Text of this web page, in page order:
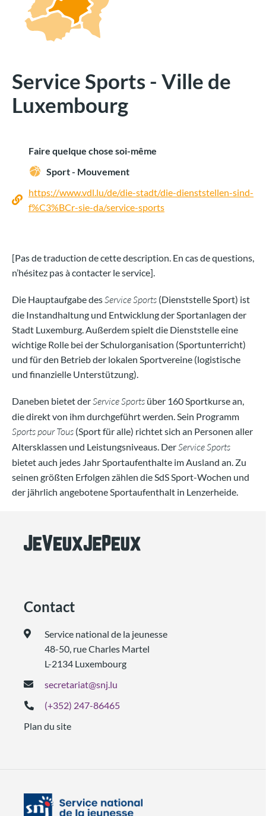
Service Sports - Ville de
Luxembourg
Faire quelque chose soi-même
Sport - Mouvement
https://www.vdl.lu/de/die-stadt/die-dienststellen-sind-
f%C3%BCr-sie-da/service-sports
[Pas de traduction de cette description. En cas de questions,
n’hésitez pas à contacter le service].
Die Hauptaufgabe desService Sports (Dienststelle Sport) ist
die Instandhaltung und Entwicklung der Sportanlagen der
Stadt Luxemburg. Außerdem spielt die Dienststelle eine
wichtige Rolle bei der Schulorganisation (Sportunterricht)
und für den Betrieb der lokalen Sportvereine (logistische
und finanzielle Unterstützung).
Daneben bietet derService Sports über 160 Sportkurse an,
die direkt von ihm durchgeführt werden. Sein Programm
Sports pour Tous (Sport für alle) richtet sich an Personen aller
Altersklassen und Leistungsniveaus. DerService Sports
bietet auch jedes Jahr Sportaufenthalte im Ausland an. Zu
seinen größten Erfolgen zählen die SdS Sport-Wochen und
der jährlich angebotene Sportaufenthalt in Lenzerheide.
Contact
Service national de la jeunesse
48-50, rue Charles Martel
L-2134 Luxembourg
secretariat@snj.lu
(+352) 247-86465
Plan du site